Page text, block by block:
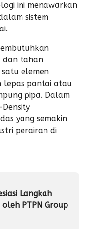
ini menawarkan
sistem
dan tahan
elemen
lepas pantai atau
pipa. Dalam
yang semakin
perairan di
Langkah
PTPN Group